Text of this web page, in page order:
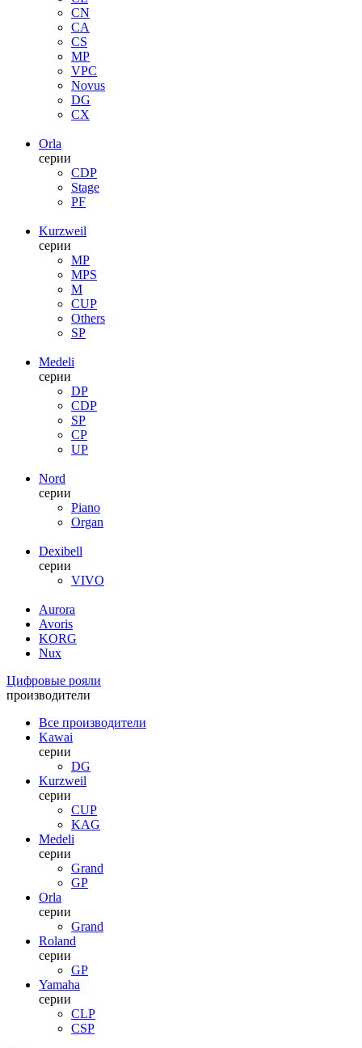
CN
CA
CS
MP
VPC
Novus
DG
CX
Orla
серии
CDP
Stage
PF
Kurzweil
серии
MP
MPS
M
CUP
Others
SP
Medeli
серии
DP
CDP
SP
CP
UP
Nord
серии
Piano
Organ
Dexibell
серии
VIVO
Aurora
Avoris
KORG
Nux
Цифровые рояли
производители
Все производители
Kawai
серии
DG
Kurzweil
серии
CUP
KAG
Medeli
серии
Grand
GP
Orla
серии
Grand
Roland
серии
GP
Yamaha
серии
CLP
CSP